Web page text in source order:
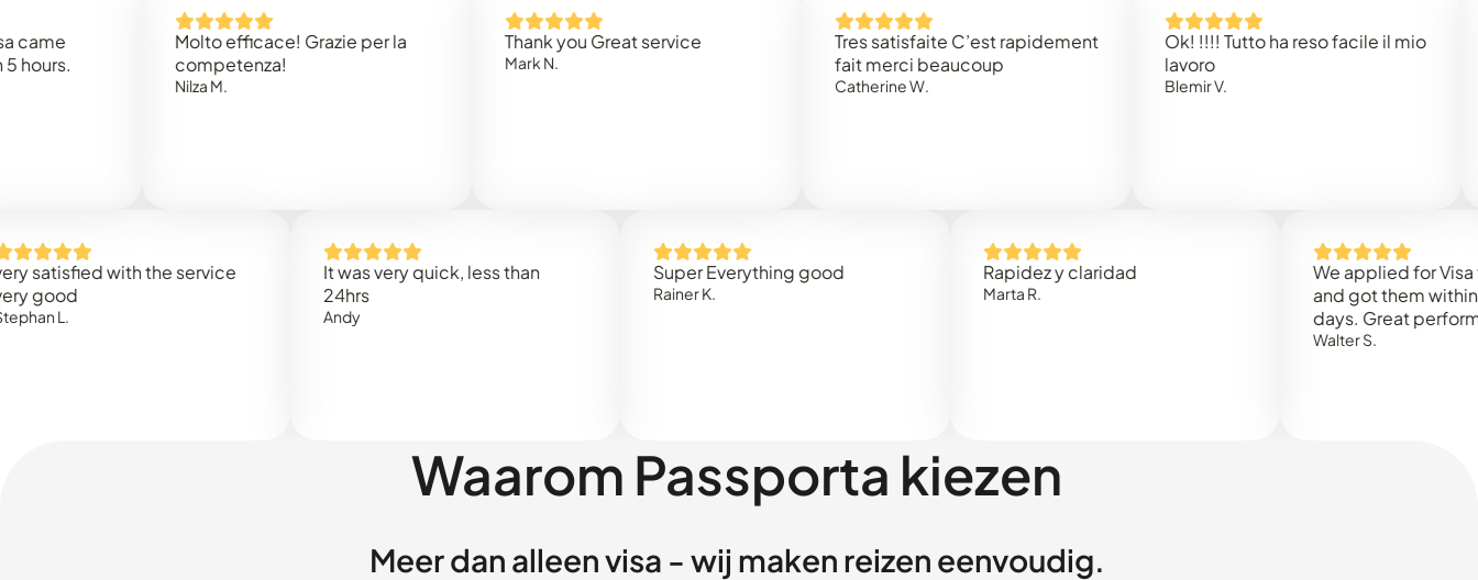
Molto efficace! Grazie per la
competenza!
Thank you Great service
Tres satisfaite C’est rapidement
fait merci beaucoup
Catherine W.
Ok! !!!! Tutto ha reso facile il mio
with the service
It was very quick, less than
Super Everything good Rapidez y claridad
We applied for Visa to
and got them within 3
days. Great performance!
Waarom Passporta kiezen
Meer dan alleen visa - wij maken reizen eenvoudig.